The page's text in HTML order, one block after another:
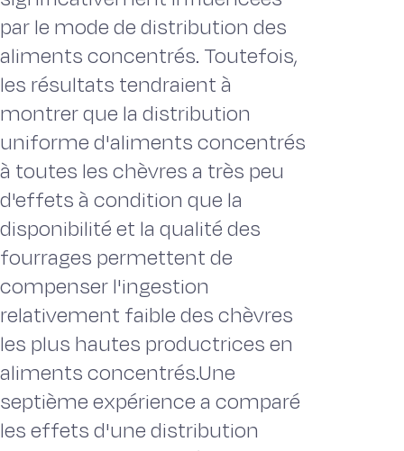
par le mode de distribution des
aliments concentrés. Toutefois,
les résultats tendraient à
montrer que la distribution
uniforme d'aliments concentrés
à toutes les chèvres a très peu
d'effets à condition que la
disponibilité et la qualité des
fourrages permettent de
compenser l'ingestion
relativement faible des chèvres
les plus hautes productrices en
aliments concentrés.Une
septième expérience a comparé
les effets d'une distribution